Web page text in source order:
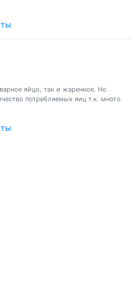
яйцо, так и жаренное. Но
потребляемых яиц т.к. много